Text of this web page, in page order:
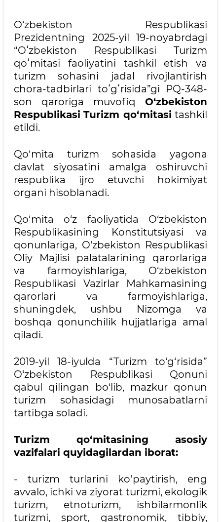
O‘zbekiston Respublikasi
Prezidentning 2025-yil 19-noyabrdagi
“Oʻzbekiston Respublikasi Turizm
qoʻmitasi faoliyatini tashkil etish va
turizm sohasini jadal rivojlantirish
chora-tadbirlari toʻgʻrisida”gi PQ-348-
son qaroriga muvofiq O‘zbekiston
Respublikasi Turizm qo‘mitasi tashkil
etildi.
Qo‘mita turizm sohasida yagona
davlat siyosatini amalga oshiruvchi
respublika ijro etuvchi hokimiyat
organi hisoblanadi.
Qo‘mita o‘z faoliyatida O‘zbekiston
Respublikasining Konstitutsiyasi va
qonunlariga, O‘zbekiston Respublikasi
Oliy Majlisi palatalarining qarorlariga
va farmoyishlariga, O‘zbekiston
Respublikasi Vazirlar Mahkamasining
qarorlari va farmoyishlariga,
shuningdek, ushbu Nizomga va
boshqa qonunchilik hujjatlariga amal
qiladi.
2019-yil 18-iyulda “Turizm to‘g‘risida”
O‘zbekiston Respublikasi Qonuni
qabul qilingan bo‘lib, mazkur qonun
turizm sohasidagi munosabatlarni
tartibga soladi.
Turizm qo‘mitasining asosiy
vazifalari quyidagilardan iborat:
- turizm turlarini ko‘paytirish, eng
avvalo, ichki va ziyorat turizmi, ekologik
turizm, etnoturizm, ishbilarmonlik
turizmi, sport, gastronomik, tibbiy,